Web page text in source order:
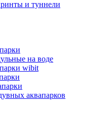
и туннели
на воде
wibit
аквапарков